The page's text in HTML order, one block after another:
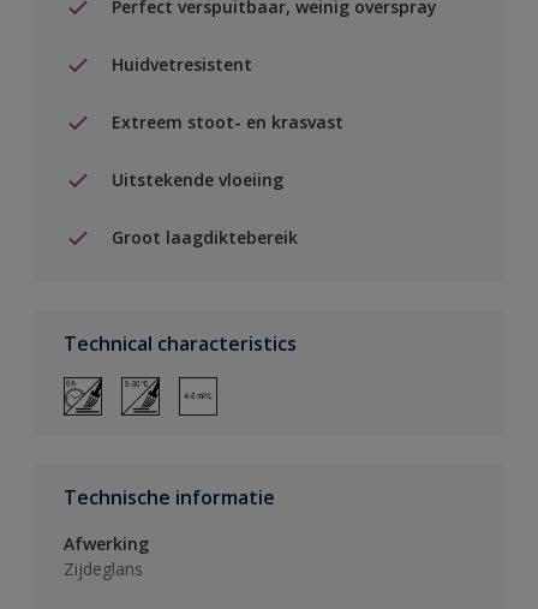
Perfect verspuitbaar, weinig overspray
Huidvetresistent
Extreem stoot- en krasvast
Uitstekende vloeiing
Groot laagdiktebereik
Technical characteristics
Technische informatie
Afwerking
Zijdeglans